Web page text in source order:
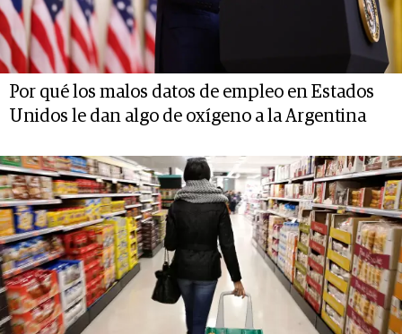
Por qué los malos datos de empleo en Estados
Unidos le dan algo de oxígeno a la Argentina